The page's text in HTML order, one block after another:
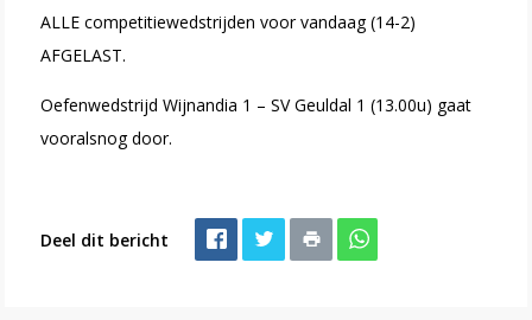
ALLE competitiewedstrijden voor vandaag (14-2)
AFGELAST.
Oefenwedstrijd Wijnandia 1 – SV Geuldal 1 (13.00u) gaat
vooralsnog door.
Deel dit bericht